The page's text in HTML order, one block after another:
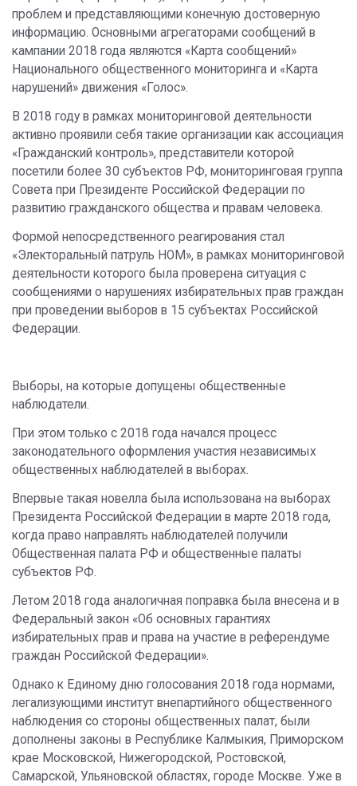
проблем и представляющими конечную достоверную
информацию. Основными агрегаторами сообщений в
кампании 2018 года являются «Карта сообщений»
Национального общественного мониторинга и «Карта
нарушений» движения «Голос».
В 2018 году в рамках мониторинговой деятельности
активно проявили себя такие организации как ассоциация
«Гражданский контроль», представители которой
посетили более 30 субъектов РФ, мониторинговая группа
Совета при Президенте Российской Федерации по
развитию гражданского общества и правам человека.
Формой непосредственного реагирования стал
«Электоральный патруль НОМ», в рамках мониторинговой
деятельности которого была проверена ситуация с
сообщениями о нарушениях избирательных прав граждан
при проведении выборов в 15 субъектах Российской
Федерации.
Выборы, на которые допущены общественные
наблюдатели.
При этом только с 2018 года начался процесс
законодательного оформления участия независимых
общественных наблюдателей в выборах.
Впервые такая новелла была использована на выборах
Президента Российской Федерации в марте 2018 года,
когда право направлять наблюдателей получили
Общественная палата РФ и общественные палаты
субъектов РФ.
Летом 2018 года аналогичная поправка была внесена и в
Федеральный закон «Об основных гарантиях
избирательных прав и права на участие в референдуме
граждан Российской Федерации».
Однако к Единому дню голосования 2018 года нормами,
легализующими институт внепартийного общественного
наблюдения со стороны общественных палат, были
дополнены законы в Республике Калмыкия, Приморском
крае Московской, Нижегородской, Ростовской,
Самарской, Ульяновской областях, городе Москве. Уже в